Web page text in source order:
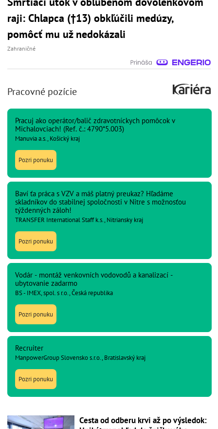
raji: Chlapca (†13) obkľúčili medúzy,
pomôcť mu už nedokázali
Zahraničné
Pracovné pozície
Pracuj ako operátor/balič zdravotníckych pomôcok v
Michalovciach! (Ref. č.: 4790*5.003)
Manuvia a.s., Košický kraj
Pozri ponuku
Baví ťa práca s VZV a máš platný preukaz? Hľadáme
skladníkov do stabilnej spoločnosti v Nitre s možnosťou
týždenných záloh!
TRANSFER International Staff k.s., Nitriansky kraj
Pozri ponuku
Vodár - montáž venkovních vodovodů a kanalizací -
ubytovanie zadarmo
BS - IMEX, spol. s r.o., Česká republika
Pozri ponuku
Recruiter
ManpowerGroup Slovensko s.r.o., Bratislavský kraj
Pozri ponuku
Cesta od odberu krvi až po výsledok: